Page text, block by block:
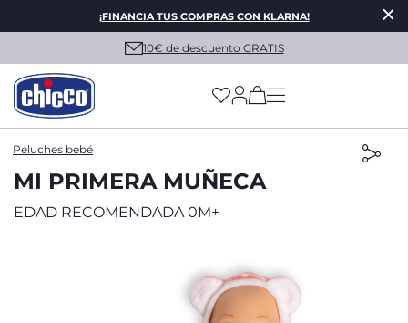
¡FINANCIA TUS COMPRAS CON KLARNA!
10€ de descuento GRATIS
(has more options
Peluches bebé
MI PRIMERA MUÑECA
EDAD RECOMENDADA 0M+